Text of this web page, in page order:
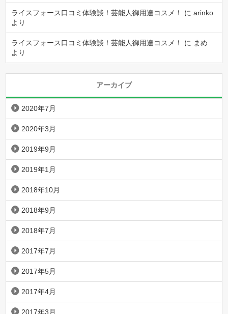
ライスフォース口コミ体験談！芸能人御用達コスメ！ にarinko
より
ライスフォース口コミ体験談！芸能人御用達コスメ！ に まめ
より
アーカイブ
2020年7月
2020年3月
2019年9月
2019年1月
2018年10月
2018年9月
2018年7月
2017年7月
2017年5月
2017年4月
2017年3月